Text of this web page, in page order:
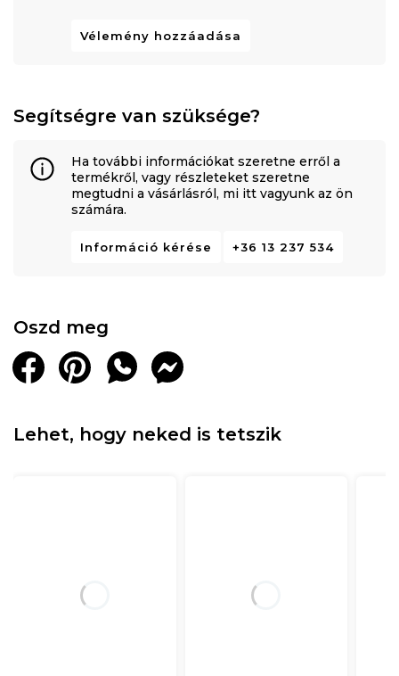
Vélemény hozzáadása
Segítségre van szüksége?
Ha további információkat szeretne erről a
termékről, vagy részleteket szeretne
megtudni a vásárlásról, mi itt vagyunk az ön
számára.
Információ kérése +36 13 237 534
Oszd meg
Lehet, hogy neked is tetszik